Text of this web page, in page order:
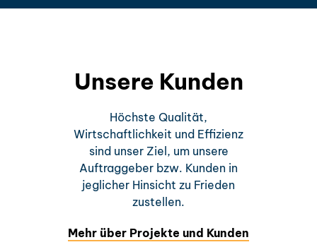
Unsere Kunden
Höchste Qualität,
Wirtschaftlichkeit und Effizienz
sind unser Ziel, um unsere
Auftraggeber bzw. Kunden in
jeglicher Hinsicht zu Frieden
zustellen.
Mehr über Projekte und Kunden